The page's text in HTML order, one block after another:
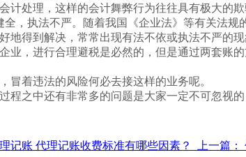
计处理，这样的会计舞弊行为往往具有极大的欺
，执法不严。随着我国《企业法》等有关法规
地得到解决，常常出现有法不依或执法不严的
业，进行合理避税是必然的，但是通过两套账
冒着违法的风险何必去接这样的业务呢。
程之中还有非常多的问题是大家一定不可忽视的
上一篇：